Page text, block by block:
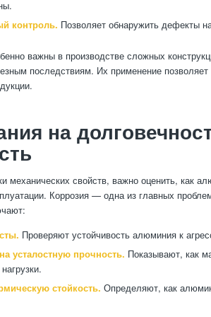
контроль. Позволяет обнаружить дефекты
важны в производстве сложных
последствиям. Их применение
на
механических свойств, важно оценить, как
Коррозия — одна из главных
Проверяют устойчивость алюминия к
усталостную прочность. Показывают, как
стойкость. Определяют, как